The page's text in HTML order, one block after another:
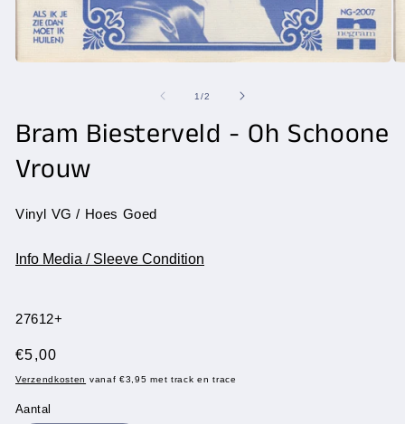
modaal
1/van
2
Bram Biesterveld - Oh Schoone
Vrouw
Vinyl VG / Hoes Goed
Info Media / Sleeve Condition
SKU:
27612+
Normale
prijs
€5,00
Verzendkosten vanaf €3,95 met track en trace
Aantal
Aantal